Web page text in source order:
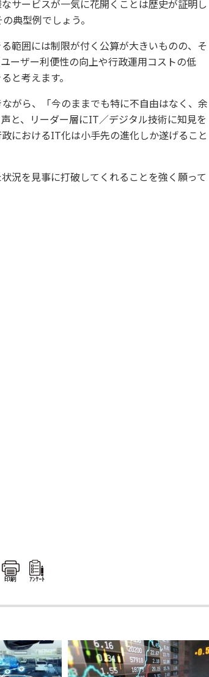
サービスが一気に花開くことは歴史が証明し
典型例でしょう。
範囲には制限が付く公算が大きいものの、そ
ーザー利便性の向上や行政運用コストの低
と考えます。
がら、「今のままでも特に不自由はなく、余
と、リーダー層にIT／デジタル技術に知見を
におけるIT化は小手先の進化しか遂げること
況を見事に打破してくれることを強く願って
印刷 ｱﾝｹｰﾄ